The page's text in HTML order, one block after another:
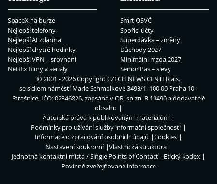
SpaceX na burze
Nejlepší telefony
Nejlepší AI zdarma
Nejlepší chytré hodinky
Nejlepší VPN – srovnání
Netflix filmy a seriály
Smrt OSVČ
Spořicí účty
Superdávka – změny
Důchody 2027
Minimální mzda 2027
Senior Pas – slevy
© 2001 - 2026 CopyrightCZECH NEWS CENTER a.s.
se sídlem náměstí Marie Schmolkové 3493/1, 100 00 Praha 10 -
Strašnice, IČO: 02346826, zapsána v OR, sp.zn. B 19490 a dodavatelé
obsahu
Autorská práva k publikovaným materiálům
Podmínky pro užívání služby informační společnosti
Informace o zpracování osobních údajů
Cookies
Nastavení soukromí
Vlastnická struktura
Jednotná kontaktní místa / Single Points of Contact
Etický kodex
Povinně zveřejňované informace